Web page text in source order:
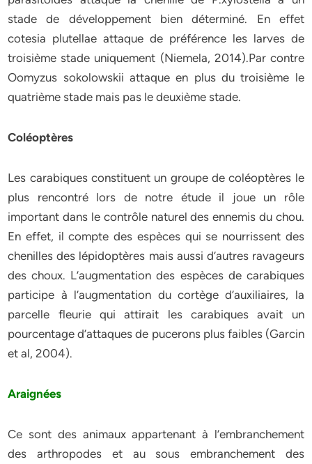
stade de développement bien déterminé. En effet
cotesia plutellae attaque de préférence les larves de
troisième stade uniquement (Niemela, 2014).Par contre
Oomyzus sokolowskii attaque en plus du troisième le
quatrième stade mais pas le deuxième stade.
Coléoptères
Les carabiques constituent un groupe de coléoptères le
plus rencontré lors de notre étude il joue un rôle
important dans le contrôle naturel des ennemis du chou.
En effet, il compte des espèces qui se nourrissent des
chenilles des lépidoptères mais aussi d’autres ravageurs
des choux. L’augmentation des espèces de carabiques
participe à l’augmentation du cortège d’auxiliaires, la
parcelle fleurie qui attirait les carabiques avait un
pourcentage d’attaques de pucerons plus faibles (Garcin
et al, 2004).
Araignées
Ce sont des animaux appartenant à l’embranchement
des arthropodes et au sous embranchement des